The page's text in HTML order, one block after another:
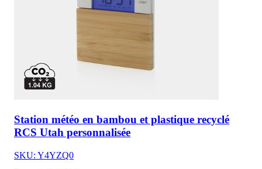
Station météo en bambou et plastique recyclé
RCS Utah personnalisée
SKU: Y4YZQ0